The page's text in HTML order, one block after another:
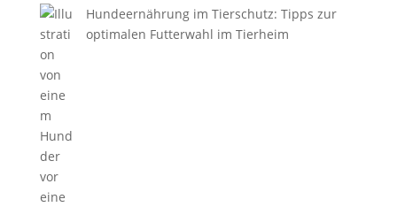
Hundeernährung im Tierschutz: Tipps zur
optimalen Futterwahl im Tierheim